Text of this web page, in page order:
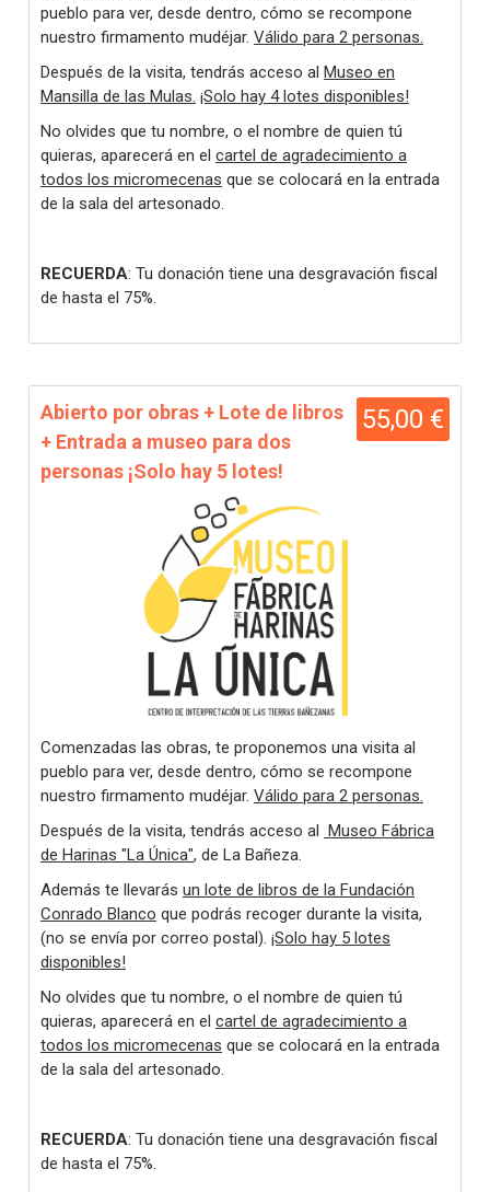
pueblo para ver, desde dentro, cómo se recompone
nuestro firmamento mudéjar. Válido para 2 personas.
Después de la visita, tendrás acceso al Museo en
Mansilla de las Mulas. ¡Solo hay 4 lotes disponibles!
No olvides que tu nombre, o el nombre de quien tú
quieras, aparecerá en el cartel de agradecimiento a
todos los micromecenas que se colocará en la entrada
de la sala del artesonado.
RECUERDA: Tu donación tiene una desgravación fiscal
de hasta el 75%.
55,00 €
Abierto por obras + Lote de libros
+ Entrada a museo para dos
personas ¡Solo hay 5 lotes!
Comenzadas las obras, te proponemos una visita al
pueblo para ver, desde dentro, cómo se recompone
nuestro firmamento mudéjar. Válido para 2 personas.
Después de la visita, tendrás acceso al Museo Fábrica
de Harinas "La Única", de La Bañeza.
Además te llevarás un lote de libros de la Fundación
Conrado Blanco que podrás recoger durante la visita,
(no se envía por correo postal). ¡Solo hay 5 lotes
disponibles!
No olvides que tu nombre, o el nombre de quien tú
quieras, aparecerá en el cartel de agradecimiento a
todos los micromecenas que se colocará en la entrada
de la sala del artesonado.
RECUERDA: Tu donación tiene una desgravación fiscal
de hasta el 75%.